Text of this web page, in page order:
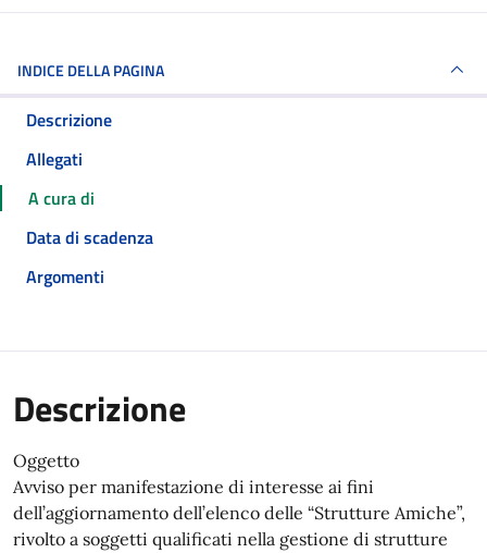
INDICE DELLA PAGINA
Descrizione
Allegati
A cura di
Data di scadenza
Argomenti
Descrizione
Oggetto
Avviso per manifestazione di interesse ai fini
dell’aggiornamento dell’elenco delle “Strutture Amiche”,
rivolto a soggetti qualificati nella gestione di strutture